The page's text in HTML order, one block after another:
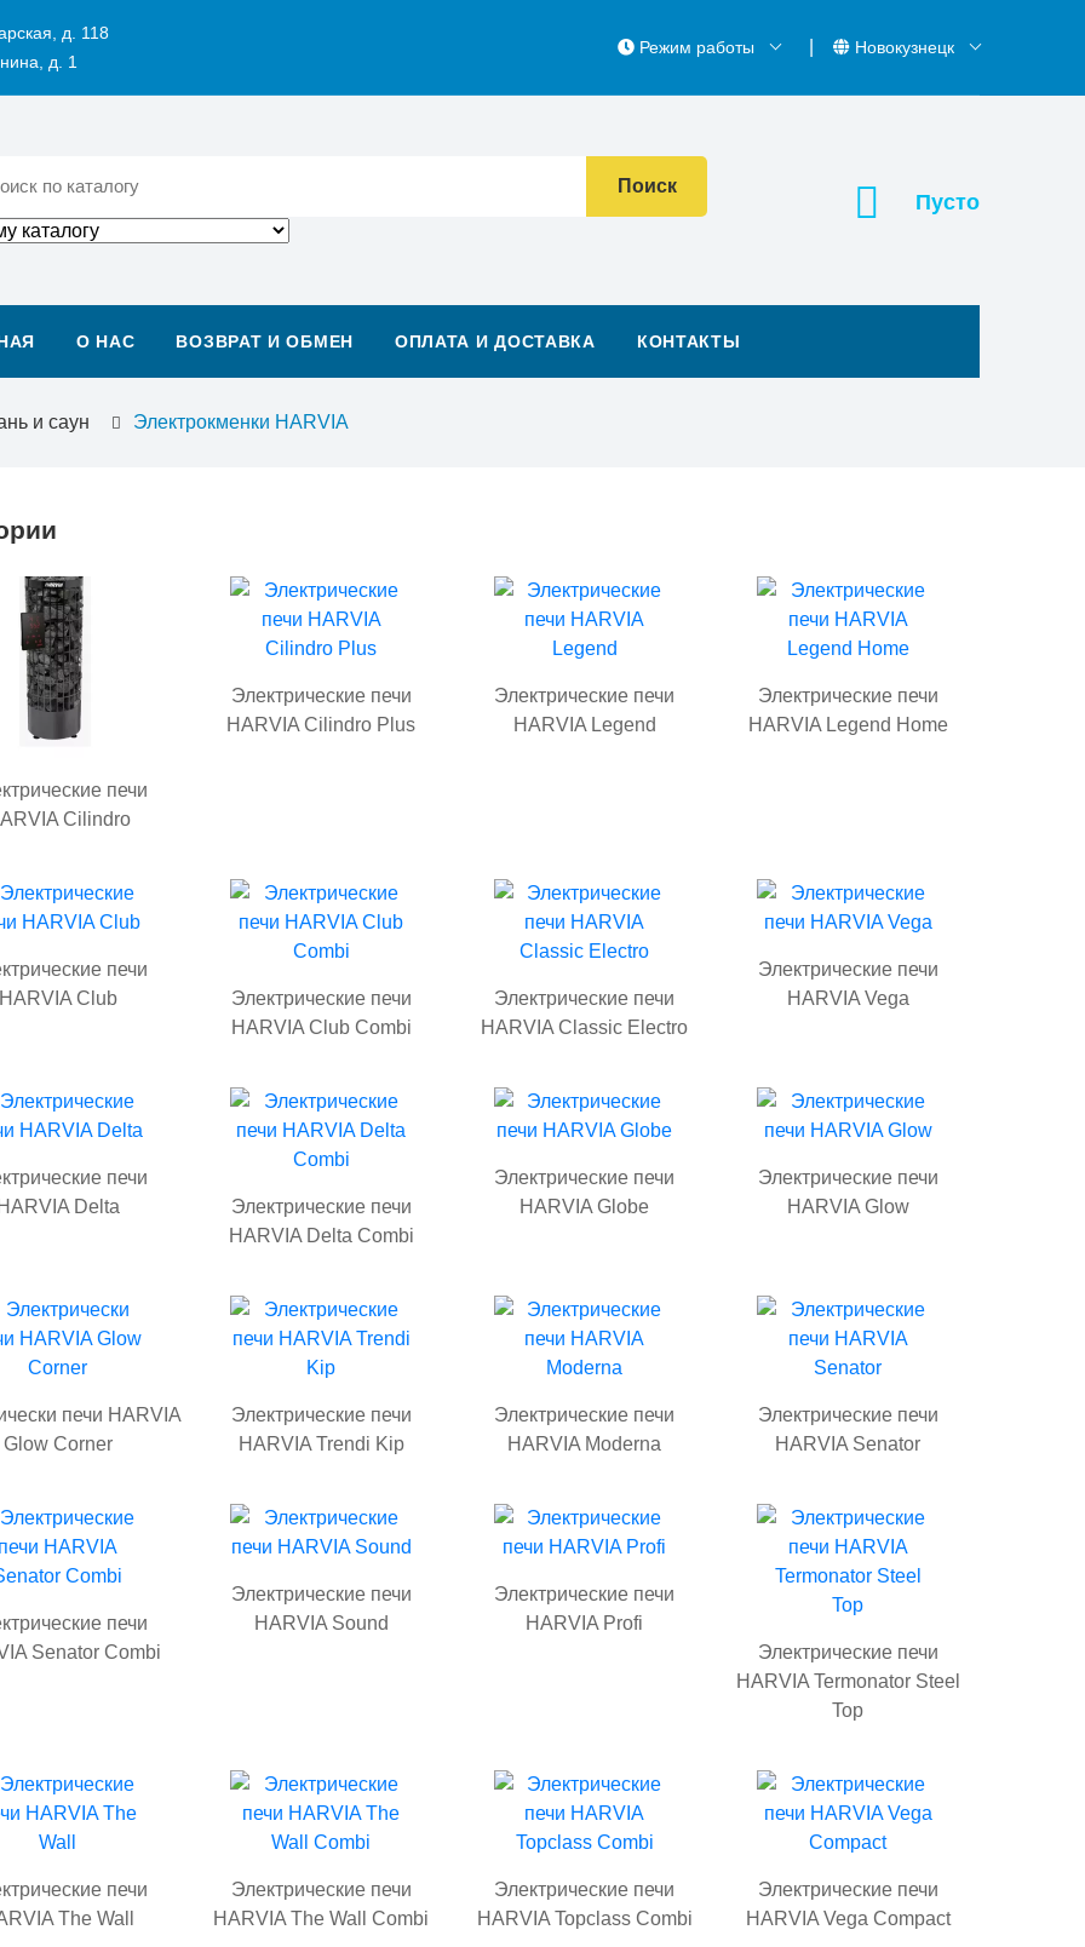
д. 118
д. 1
Режим работы Новокузнецк
Поиск
О НАС ВОЗВРАТ И ОБМЕН ОПЛАТА И ДОСТАВКА КОНТАКТЫ
Пусто
и саун Электрокменки HARVIA
печи
Cilindro
Электрические печи
HARVIA Cilindro Plus
Электрические печи
HARVIA Legend
Электрические печи
HARVIA Legend Home
печи
HARVIA Club
Электрические печи
HARVIA Club Combi
Электрические печи
HARVIA Classic Electro
Электрические печи
HARVIA Vega
печи
HARVIA Delta
Электрические печи
HARVIA Delta Combi
Электрические печи
HARVIA Globe
Электрические печи
HARVIA Glow
печи HARVIA
Glow Corner
Электрические печи
HARVIA Trendi Kip
Электрические печи
HARVIA Moderna
Электрические печи
HARVIA Senator
печи
Senator Combi
Электрические печи
HARVIA Sound
Электрические печи
HARVIA Profi
Электрические печи
HARVIA Termonator Steel
Top
печи
The Wall
Электрические печи
HARVIA The Wall Combi
Электрические печи
HARVIA Topclass Combi
Электрические печи
HARVIA Vega Compact